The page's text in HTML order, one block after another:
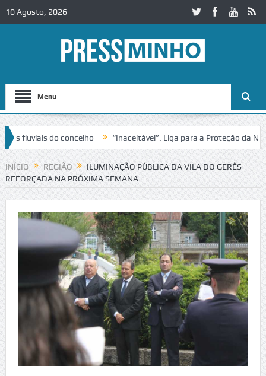
10 Agosto, 2026
Menu
do concelho “Inaceitável”. Liga para a Proteção da
INÍCIO REGIÃO
ILUMINAÇÃO PÚBLICA DA VILA DO GERÊS
REFORÇADA NA PRÓXIMA SEMANA